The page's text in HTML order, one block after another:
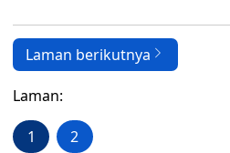
Laman berikutnya
Laman:
1 2